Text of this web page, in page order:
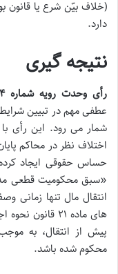
(خلاف بیّن شرع یا قانون
دارد.
نتیجه گیری
رأی وحدت رویه شماره ۷۷۴ هیأت عمومی دیوان عالی کشور
عطفی مهم در تبیین
شمار می رود. این رأی
اختلاف نظر در محاکم
حساس حقوقی ایجاد
«سبق محکومیت قطعی
انتقال مال تنها
های ماده ۲۱
پیش از انتقال، به
محکوم شده باشد.